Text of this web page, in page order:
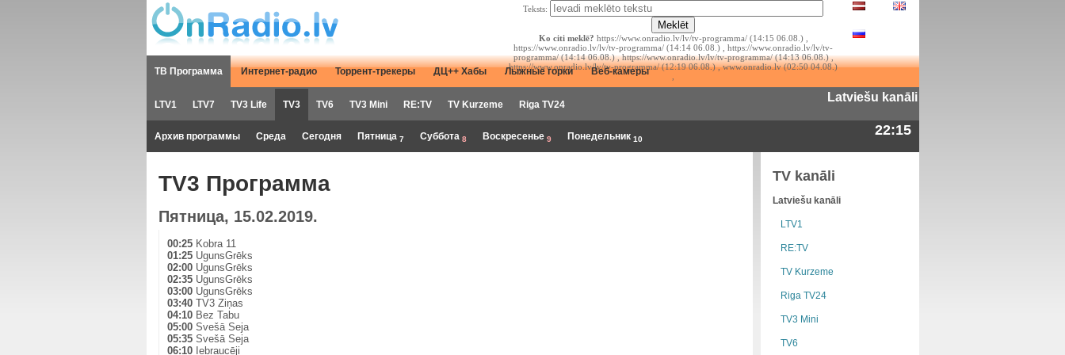
Teksts:
Ko citi meklē? https://www.onradio.lv/lv/tv-programma/ (14:15 06.08.) ,
https://www.onradio.lv/lv/tv-programma/ (14:14 06.08.) , https://www.onradio.lv/lv/tv-
programma/ (14:14 06.08.) , https://www.onradio.lv/lv/tv-programma/ (14:13 06.08.) ,
https://www.onradio.lv/lv/tv-programma/ (12:19 06.08.) , www.onradio.lv (02:50 04.08.)
ТВ Программа Интернет-радио Торрент-трекеры ДЦ++ Хабы Лыжные горки Веб-камеры
LTV1 LTV7 TV3 Life TV3 TV6 TV3 Mini RE:TV TV Kurzeme Riga TV24
Latviešu kanāli
Архив программы Среда Сегодня Пятница 7 Суббота 8 Воскресенье 9 Понедельник 10
22:15
TV3 Программа
Пятница, 15.02.2019.
00:25Kobra 11
01:25UgunsGrēks
02:00UgunsGrēks
02:35UgunsGrēks
03:00UgunsGrēks
03:40TV3 Ziņas
04:10Bez Tabu
05:00Svešā Seja
05:35Svešā Seja
06:10Iebraucēji
TV kanāli
Latviešu kanāli
LTV1
RE:TV
TV Kurzeme
Riga TV24
TV3 Mini
TV6